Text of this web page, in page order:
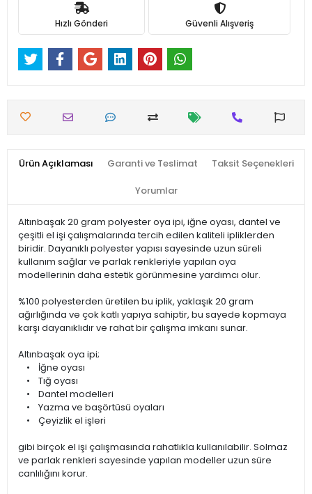
Hızlı Gönderi Güvenli Alışveriş
Ürün Açıklaması Garanti ve Teslimat Taksit Seçenekleri
Yorumlar
Altınbaşak 20 gram polyester oya ipi, iğne oyası, dantel ve
çeşitli el işi çalışmalarında tercih edilen kaliteli ipliklerden
biridir. Dayanıklı polyester yapısı sayesinde uzun süreli
kullanım sağlar ve parlak renkleriyle yapılan oya
modellerinin daha estetik görünmesine yardımcı olur.
%100 polyesterden üretilen bu iplik, yaklaşık 20 gram
ağırlığında ve çok katlı yapıya sahiptir, bu sayede kopmaya
karşı dayanıklıdır ve rahat bir çalışma imkanı sunar.
Altınbaşak oya ipi;
• İğne oyası
• Tığ oyası
• Dantel modelleri
• Yazma ve başörtüsü oyaları
• Çeyizlik el işleri
gibi birçok el işi çalışmasında rahatlıkla kullanılabilir. Solmaz
ve parlak renkleri sayesinde yapılan modeller uzun süre
canlılığını korur.